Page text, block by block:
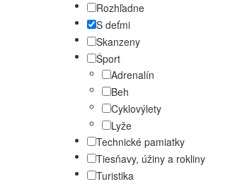
Rozhľadne
S deťmi
Skanzeny
Šport
Adrenalín
Beh
Cyklovýlety
Lyže
Technické pamiatky
Tiesňavy, úžiny a rokliny
Turistika